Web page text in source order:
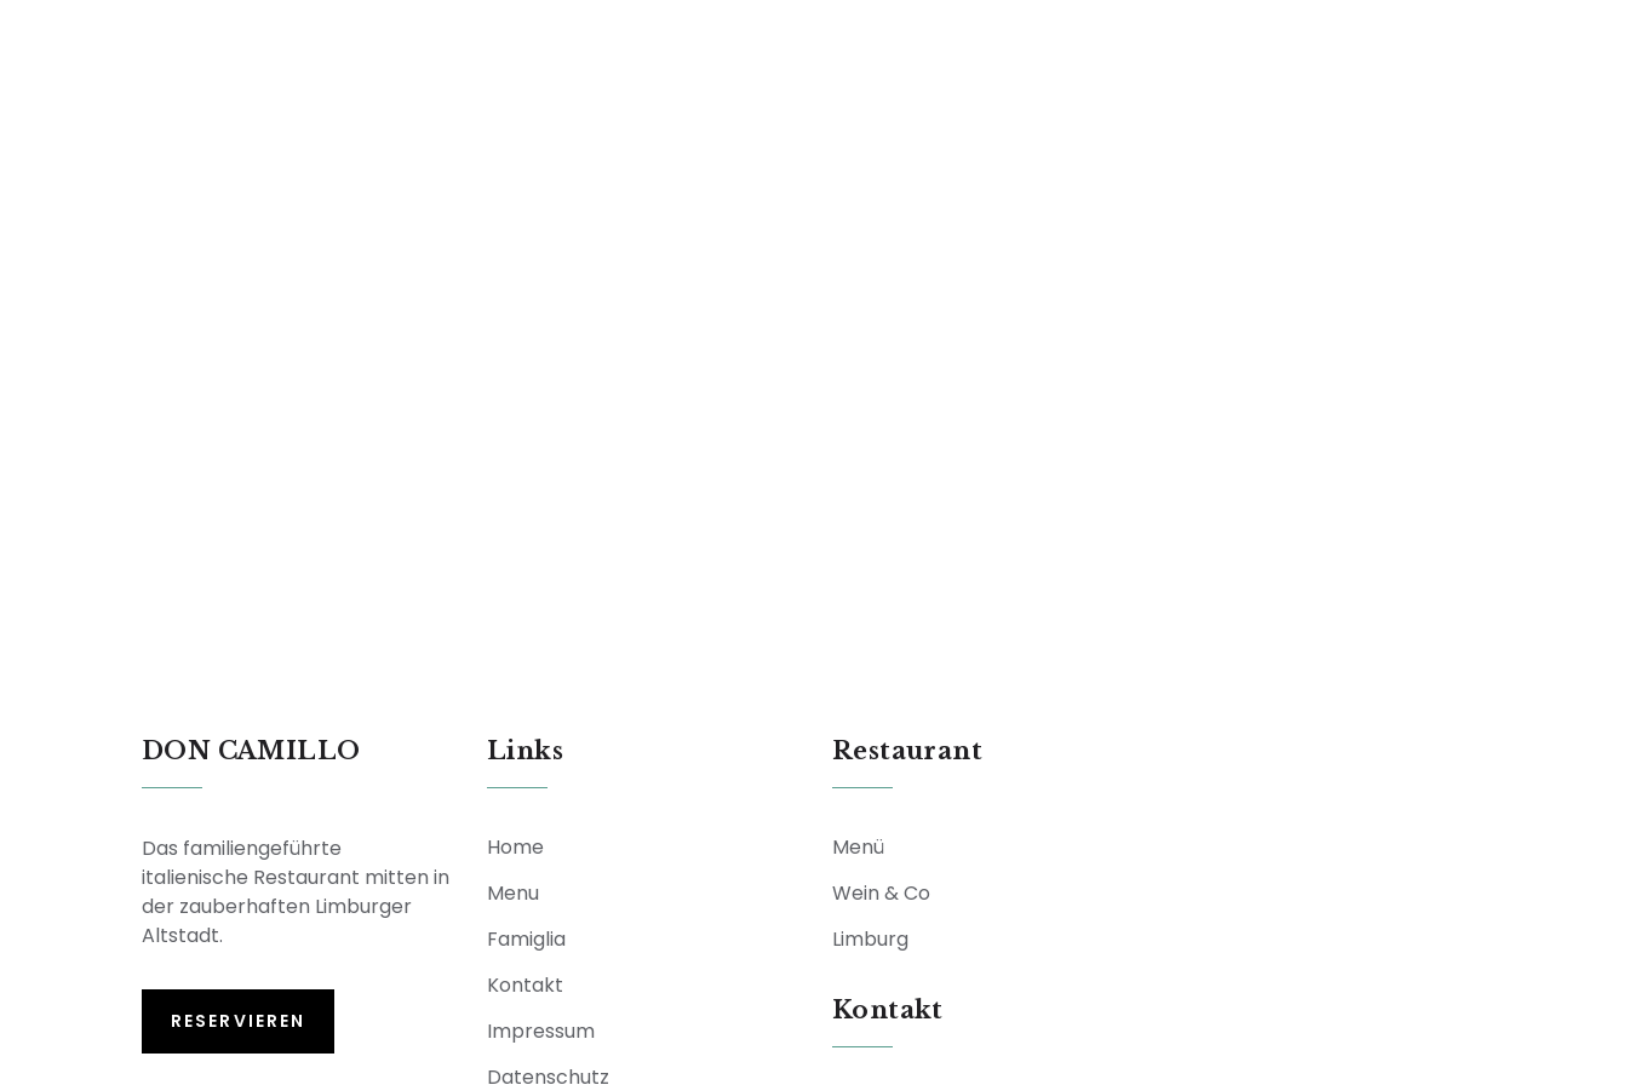
DON CAMILLO
Das familiengeführte
italienische Restaurant mitten in
der zauberhaften Limburger
Altstadt.
RESERVIEREN
Links
Home
Menu
Famiglia
Kontakt
Impressum
Datenschutz
Restaurant
Menü
Wein & Co
Limburg
Kontakt